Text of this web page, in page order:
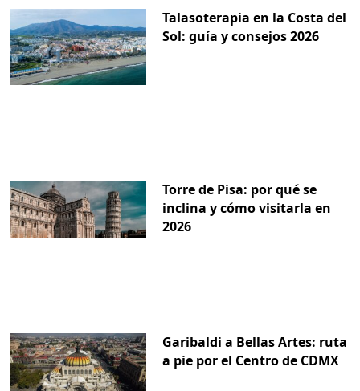
Talasoterapia en la Costa del
Sol: guía y consejos 2026
Torre de Pisa: por qué se
inclina y cómo visitarla en
2026
Garibaldi a Bellas Artes: ruta
a pie por el Centro de CDMX